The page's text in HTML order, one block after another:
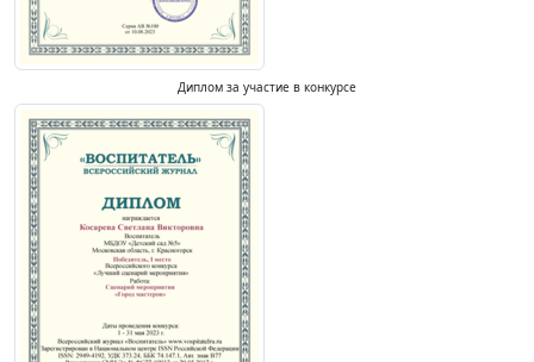
Диплом за участие в конкурсе